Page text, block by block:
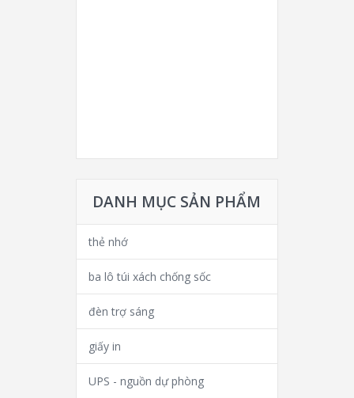
DANH MỤC SẢN PHẨM
thẻ nhớ
ba lô túi xách chống sốc
đèn trợ sáng
giấy in
UPS - nguồn dự phòng